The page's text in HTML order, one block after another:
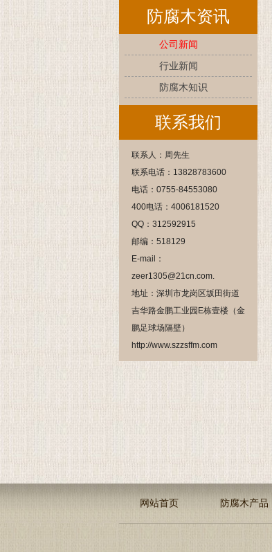
防腐木资讯
公司新闻
行业新闻
防腐木知识
联系我们
联系人：周先生
联系电话：13828783600
电话：0755-84553080
400电话：4006181520
QQ：312592915
邮编：518129
E-mail：
zeer1305@21cn.com.
地址：深圳市龙岗区坂田街道
吉华路金鹏工业园E栋壹楼（金
鹏足球场隔壁）
http://www.szzsffm.com
网站首页 防腐木产品